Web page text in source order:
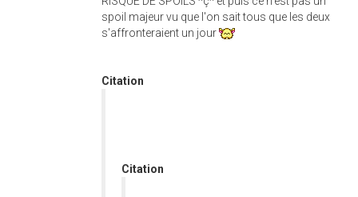
spoil majeur vu que l'on sait tous que les deux
s'affronteraient un jour
Citation
Citation